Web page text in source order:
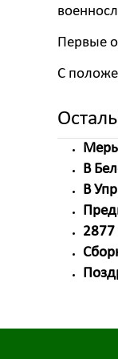
Первые
С
Меры
В
В
2877